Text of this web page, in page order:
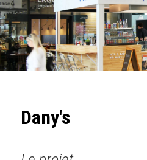
Dany's